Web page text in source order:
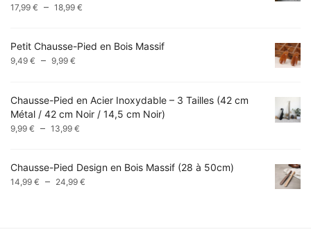
17,99 € – 18,99 €
17,99 €
Petit Chausse-Pied en Bois Massif
9,49 € – 9,99 €
9,49 €
à
9,99 €
Chausse-Pied en Acier Inoxydable – 3 Tailles (42 cm
Métal / 42 cm Noir / 14,5 cm Noir)
9,99 € – 13,99 €
9,99 €
à
Chausse-Pied Design en Bois Massif (28 à 50cm)
14,99 € – 24,99 €